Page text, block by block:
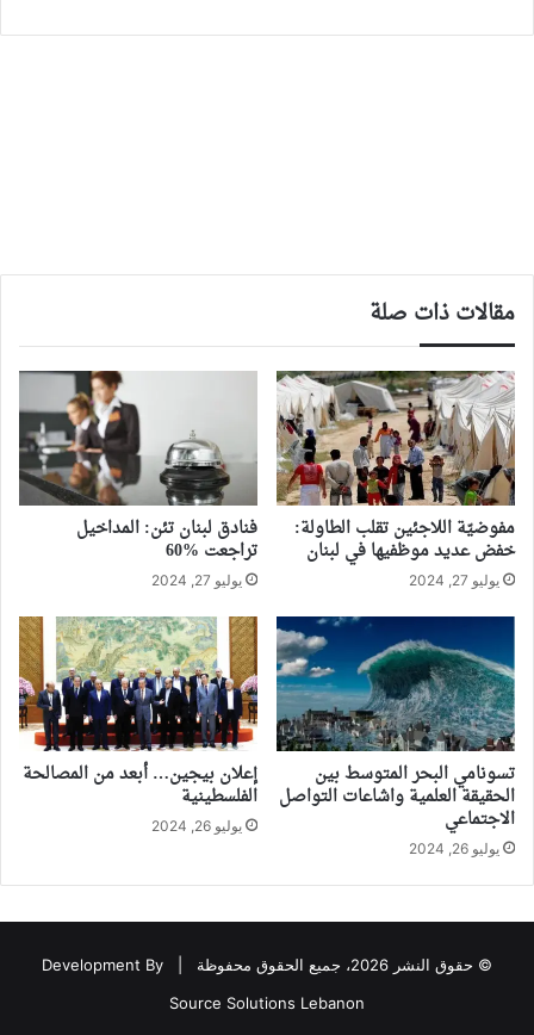
مقالات ذات صلة
مفوضيّة اللاجئين تقلب الطاولة:
خفض عديد موظفيها في لبنان
يوليو 27, 2024
فنادق لبنان تئن: المداخيل
تراجعت %60
يوليو 27, 2024
تسونامي البحر المتوسط بين
الحقيقة العلمية واشاعات التواصل
الاجتماعي
يوليو 26, 2024
إعلان بيجين… أبعد من المصالحة
الفلسطينية
يوليو 26, 2024
© حقوق النشر 2026، جميع الحقوق محفوظة |
Development By
Source Solutions Lebanon